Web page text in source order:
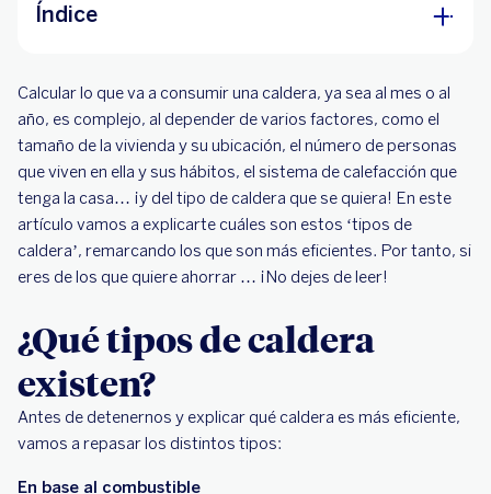
Índice
¿Qué tipo de caldera es más eficiente?
Ahorra en tu consumo con BBVA
Calcular lo que va a consumir una caldera, ya sea al mes o al
año, es complejo, al depender de varios factores, como el
tamaño de la vivienda y su ubicación, el número de personas
que viven en ella y sus hábitos, el sistema de calefacción que
tenga la casa… ¡y del tipo de caldera que se quiera! En este
artículo vamos a explicarte cuáles son estos ‘tipos de
caldera’, remarcando los que son más eficientes. Por tanto, si
eres de los que quiere ahorrar … ¡No dejes de leer!
¿Qué tipos de caldera
existen?
Antes de detenernos y explicar qué caldera es más eficiente,
vamos a repasar los distintos tipos:
En base al combustible